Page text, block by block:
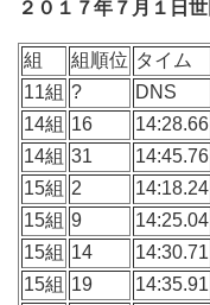
２０１７年７月１日
組 組順位 タイム
11組 ? DNS
14組 16 14:28.66
14組 31 14:45.76
15組 2 14:18.24
15組 9 14:25.04
15組 14 14:30.71
15組 19 14:35.91